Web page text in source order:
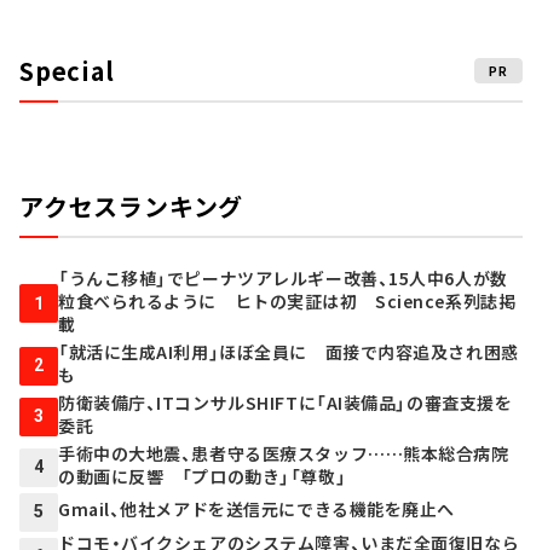
Special PR
アクセスランキング
1
「うんこ移植」でピーナツアレルギー改善、15人中6人が数
粒食べられるように ヒトの実証は初 Science系列誌掲
載
2
「就活に生成AI利用」ほぼ全員に 面接で内容追及され困惑
も
3
防衛装備庁、ITコンサルSHIFTに「AI装備品」の審査支援を
委託
4
手術中の大地震、患者守る医療スタッフ……熊本総合病院
の動画に反響 「プロの動き」「尊敬」
5 Gmail、他社メアドを送信元にできる機能を廃止へ
ドコモ・バイクシェアのシステム障害、いまだ全面復旧なら